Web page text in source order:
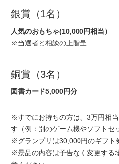
銀賞（1名）
人気のおもちゃ(10,000円相当）
※当選者と相談の上贈呈
銅賞（3名）
図書カード5,000円分
※すでにお持ちの方は、3万円相
す（例：別のゲーム機やソフトセ
※グランプリは30,000円のギフト
※景品の内容は予告なく変更する